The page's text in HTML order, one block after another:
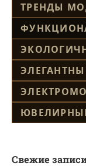
ТРЕНДЫ
Свежие